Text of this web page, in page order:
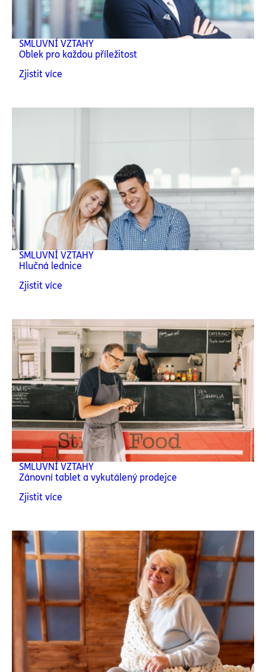
SMLUVNÍ VZTAHY
Oblek pro každou příležitost
Zjistit více
SMLUVNÍ VZTAHY
Hlučná lednice
Zjistit více
SMLUVNÍ VZTAHY
Zánovní tablet a vykutálený prodejce
Zjistit více